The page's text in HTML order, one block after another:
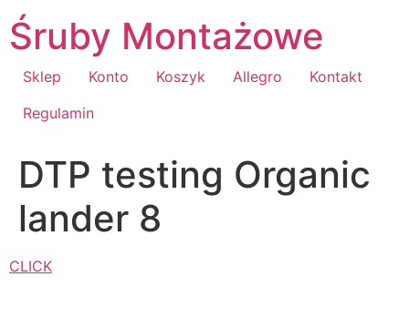
Przejdź
do
treści
Śruby Montażowe
Sklep Konto Koszyk Allegro
Kontakt
Regulamin
DTP testing Organic
lander 8
CLICK